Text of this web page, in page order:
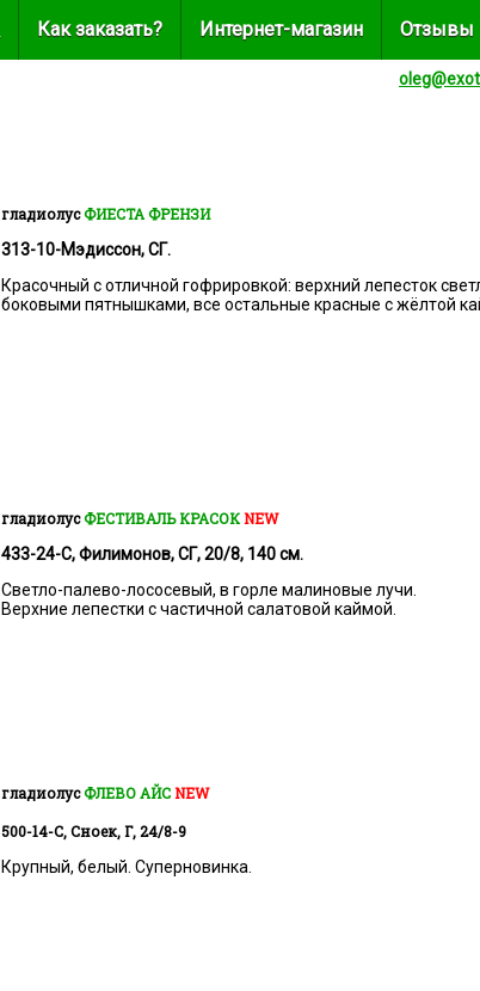
Как заказать? Интернет-магазин Отзывы
гладиолусФИЕСТА ФРЕНЗИ
313-10-Мэдиссон, СГ.
Красочный с отличной гофрировкой: верхний лепесток
боковыми пятнышками, все остальные красные с жёлтой
гладиолусФЕСТИВАЛЬ КРАСОК NEW
433-24-С, Филимонов, СГ, 20/8, 140 см.
Светло-палево-лососевый, в горле малиновые лучи.
Верхние лепестки с частичной салатовой каймой.
гладиолусФЛЕВО АЙС NEW
500-14-С, Сноек, Г, 24/8-9
Крупный, белый. Суперновинка.